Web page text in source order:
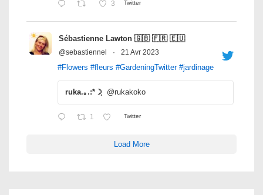
3 Twitter
Sébastienne Lawton 🇬🇧 🇫🇷 🇪🇺
@sebastiennel · 21 Avr 2023
#Flowers #fleurs #GardeningTwitter #jardinage
ruka.｡.:*☽ฺ @rukakoko
1 Twitter
Load More